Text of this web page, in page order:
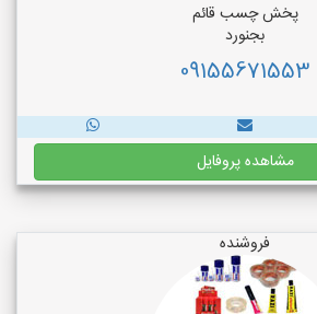
پخش چسب قائم
بجنورد
09155671553
مشاهده پروفایل
فروشنده